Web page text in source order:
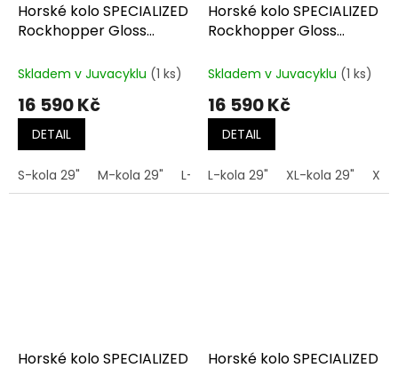
Horské kolo SPECIALIZED
Rockhopper Gloss
Skladem v Juvacyklu (1 ks)
16 590 Kč
DETAIL
S-kola 29" M-kola 29" L-kola 29"
Horské kolo SPECIALIZED
Rockhopper Gloss
Skladem v Juvacyklu (1 ks)
16 590 Kč
DETAIL
L-kola 29" XL-kola 29"
Horské kolo SPECIALIZED
Horské kolo SPECIALIZED